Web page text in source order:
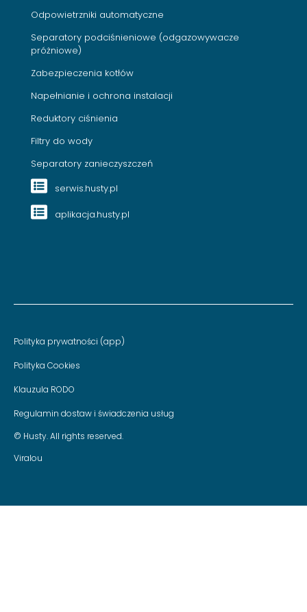
Odpowietrzniki automatyczne
Separatory podciśnieniowe (odgazowywacze
próżniowe)
Zabezpieczenia kotłów
Napełnianie i ochrona instalacji
Reduktory ciśnienia
Filtry do wody
Separatory zanieczyszczeń
serwis.husty.pl
aplikacja.husty.pl
Polityka prywatności (app)
Polityka Cookies
Klauzula RODO
Regulamin dostaw i świadczenia usług
© Husty. All rights reserved.
Viralou